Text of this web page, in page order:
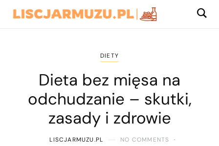
DIETY
Dieta bez mięsa na
odchudzanie – skutki,
zasady i zdrowie
LISCJARMUZU.PL
NO COMMENTS